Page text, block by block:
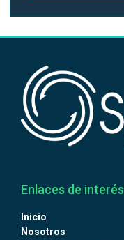
Enlaces de interés
Inicio
Nosotros